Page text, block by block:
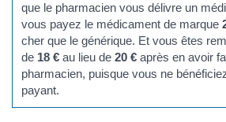
que le pharmacien vous délivre un
vous payez le médicament de marque
cher que le générique. Et vous êtes
de 18 € au lieu de20 € après en avoir
pharmacien, puisque vous ne
payant.